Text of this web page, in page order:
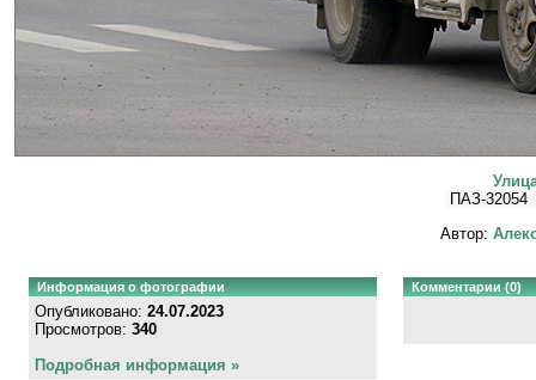
ПАЗ-32054
Автор:
Информация о фотографии
Опубликовано: 24.07.2023
Просмотров: 340
Подробная информация »
Комментарии (0)